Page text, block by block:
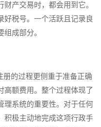
产交易时，都会用到它。
好税号。一个活跃且记录良
成部分。
的过程更侧重于准备正确
高额费用。整个过程体现了
理系统的重要性。对于任何
积极主动地完成这项行政手